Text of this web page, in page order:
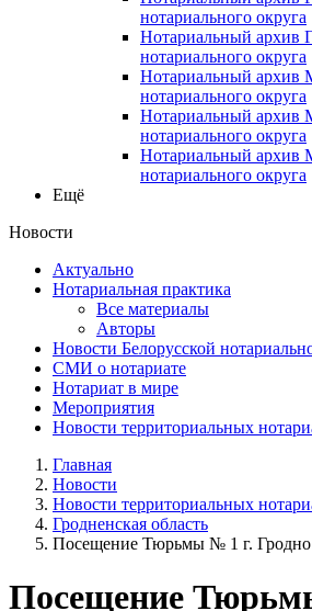
нотариального округа
Нотариальный архив
нотариального округа
Нотариальный архив
нотариального округа
Нотариальный архив
нотариального округа
Нотариальный архив
нотариального округа
Ещё
Новости
Актуально
Нотариальная практика
Все материалы
Авторы
Новости Белорусской
СМИ о нотариате
Нотариат в мире
Мероприятия
Новости территориальных
Главная
Новости
Новости территориальных
Гродненская область
Посещение Тюрьмы № 1 г. Гродно
Посещение